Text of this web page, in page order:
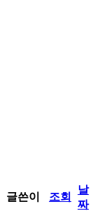
글쓴이 조회
날
짜